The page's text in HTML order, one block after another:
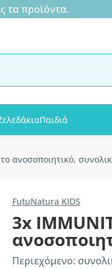
τα προϊόντα.
Παιδιά
ανοσοποιητικό,
FutuNatura KIDS
3x
Περιεχόμενο: